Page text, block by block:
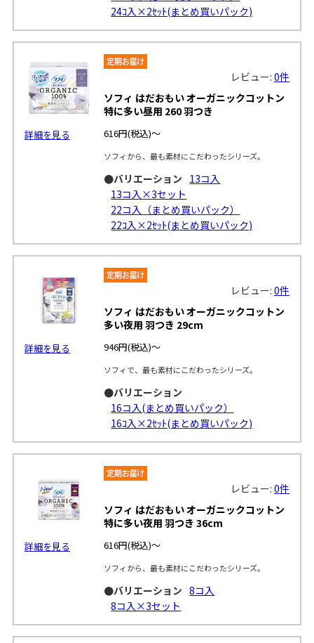
24ｺ入×2ｾｯﾄ(まとめ買いパック)
詳細を見る
レビュー:0件
ソフィ はだおもい オーガニックコットン
特に多い昼用 260 羽つき
616円(税込)～
ソフィから、最も素材にこだわったシリーズ。
●バリエーション 13コ入
13コ入×3セット
22コ入（まとめ買いパック）
22ｺ入×2ｾｯﾄ(まとめ買いパック)
詳細を見る
レビュー:0件
ソフィ はだおもい オーガニックコットン
多い夜用 羽つき 29cm
946円(税込)～
ソフィで、最も素材にこだわったシリーズ。
●バリエーション
16コ入(まとめ買いパック）
16ｺ入×2ｾｯﾄ(まとめ買いパック)
詳細を見る
レビュー:0件
ソフィ はだおもい オーガニックコットン
特に多い夜用 羽つき 36cm
616円(税込)～
ソフィから、最も素材にこだわったシリーズ。
●バリエーション 8コ入
8コ入×3セット